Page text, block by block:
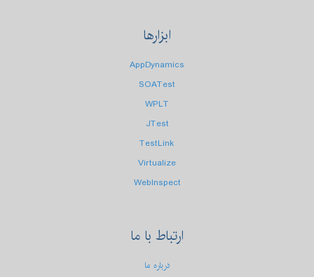
ابزارها
AppDynamics
SOATest
WPLT
JTest
TestLink
Virtualize
WebInspect
ارتباط با ما
درباره ما